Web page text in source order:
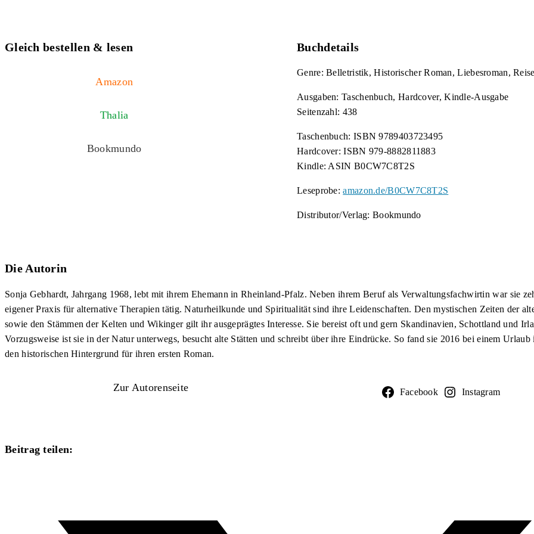
Gleich bestellen & lesen
Amazon
Thalia
Bookmundo
Buchdetails
Genre: Belletristik, Historischer Roman, Liebesroman,
Ausgaben: Taschenbuch, Hardcover, Kindle-Ausgabe
Seitenzahl: 438
Taschenbuch: ISBN 9789403723495
Hardcover: ISBN 979-8882811883
Kindle: ASIN B0CW7C8T2S
Leseprobe:amazon.de/B0CW7C8T2S
Distributor/Verlag: Bookmundo
Die Autorin
Sonja Gebhardt, Jahrgang 1968, lebt mit ihrem Ehemann in Rheinland-Pfalz. Neben ihrem Beruf als Verwaltungsfachwirtin war sie
eigener Praxis für alternative Therapien tätig. Naturheilkunde und Spiritualität sind ihre Leidenschaften. Den mystischen Zeiten der
sowie den Stämmen der Kelten und Wikinger gilt ihr ausgeprägtes Interesse. Sie bereist oft und gern Skandinavien, Schottland und
Vorzugsweise ist sie in der Natur unterwegs, besucht alte Stätten und schreibt über ihre Eindrücke. So fand sie 2016 bei einem
den historischen Hintergrund für ihren ersten Roman.
Zur Autorenseite Facebook Instagram
Beitrag teilen: